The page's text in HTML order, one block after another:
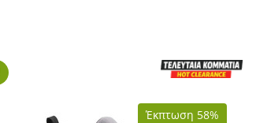
Έκπτωση 58%